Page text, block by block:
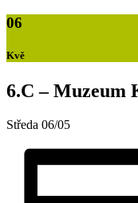
06
Kvě
6.C – Muzeum
Středa 06/05